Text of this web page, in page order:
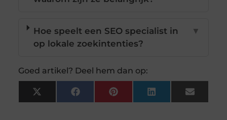
Hoe speelt een SEO specialist in
op lokale zoekintenties?
▼
Goed artikel? Deel hem dan op:
X
(Twitter)
FacebookPinterestLinkedInEmail